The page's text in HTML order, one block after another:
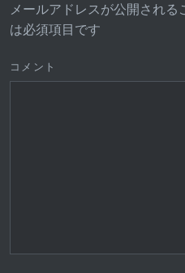
メールアドレスが公開される
は必須項目です
コメント